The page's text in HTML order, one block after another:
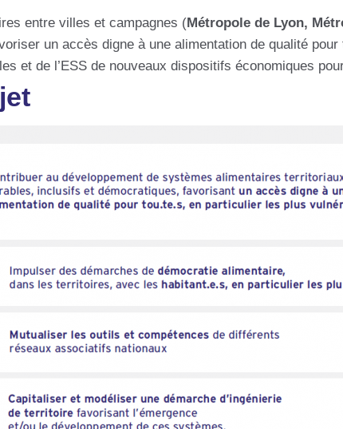
entre villes et campagnes (Métropole de Lyon,
un accès digne à une alimentation de qualité
et de l’ESS de nouveaux dispositifs économiques